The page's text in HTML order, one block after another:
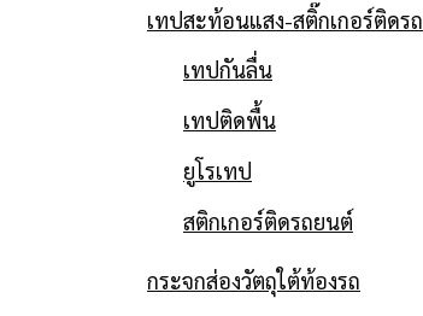
เทปสะท้อนแสง-สติ๊กเกอร์ติดรถ
เทปกันลื่น
เทปติดพื้น
ยูโรเทป
สติกเกอร์ติดรถยนต์
กระจกส่องวัตถุใต้ท้องรถ